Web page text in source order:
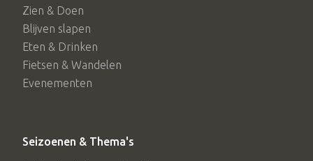
Zien & Doen
Blijven slapen
Eten & Drinken
Fietsen & Wandelen
Evenementen
Seizoenen & Thema's